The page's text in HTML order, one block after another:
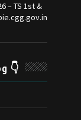
– TS 1st &
👇